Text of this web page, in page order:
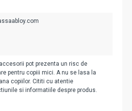
pot prezenta un risc de
pentru copiii mici. A nu se lasa la
copiilor. Cititi cu atentie
si informatiile despre produs.